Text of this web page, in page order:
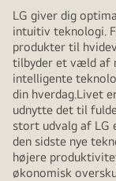
LG giver dig
intuitiv teknologi.
produkter til
tilbyder et væld af
intelligente
din hverdag.Livet
udnytte det til
stort udvalg af LG
den sidste nye
højere
økonomisk